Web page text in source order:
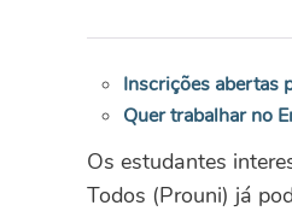
Inscrições abertas
Quer trabalhar no
Os estudantes
Todos (Prouni) já